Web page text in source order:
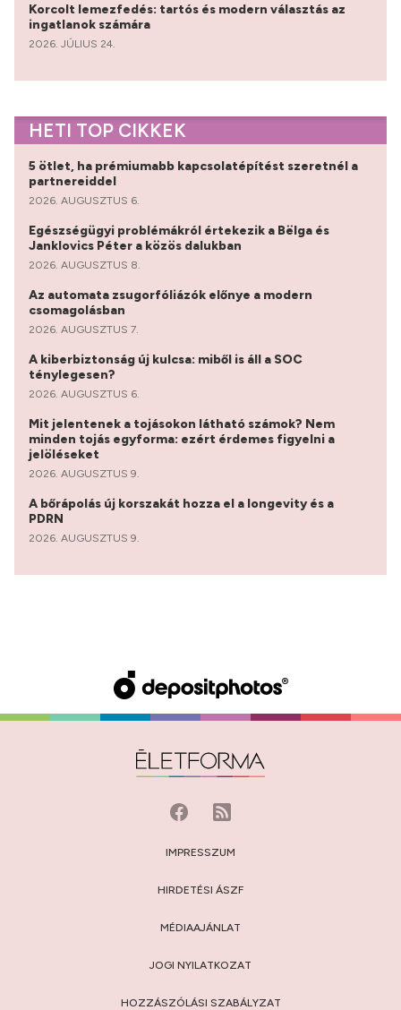
Korcolt lemezfedés: tartós és modern választás az
ingatlanok számára
2026. JÚLIUS 24.
HETI TOP CIKKEK
5 ötlet, ha prémiumabb kapcsolatépítést szeretnél a
partnereiddel
2026. AUGUSZTUS 6.
Egészségügyi problémákról értekezik a Bëlga és
Janklovics Péter a közös dalukban
2026. AUGUSZTUS 8.
Az automata zsugorfóliázók előnye a modern
csomagolásban
2026. AUGUSZTUS 7.
A kiberbiztonság új kulcsa: miből is áll a SOC
ténylegesen?
2026. AUGUSZTUS 6.
Mit jelentenek a tojásokon látható számok? Nem
minden tojás egyforma: ezért érdemes figyelni a
jelöléseket
2026. AUGUSZTUS 9.
A bőrápolás új korszakát hozza el a longevity és a
PDRN
2026. AUGUSZTUS 9.
IMPRESSZUM
HIRDETÉSI ÁSZF
MÉDIAAJÁNLAT
JOGI NYILATKOZAT
HOZZÁSZÓLÁSI SZABÁLYZAT